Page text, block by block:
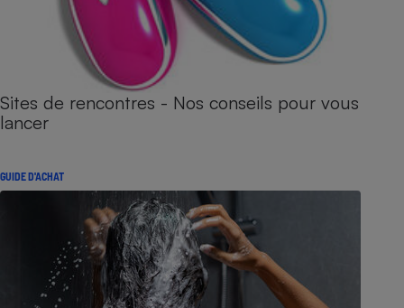
Sites de rencontres - Nos conseils pour vous
lancer
GUIDE D'ACHAT